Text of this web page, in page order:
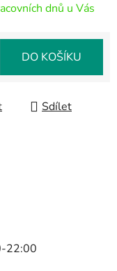
dnů u Vás
DO KOŠÍKU
Sdílet
22:00